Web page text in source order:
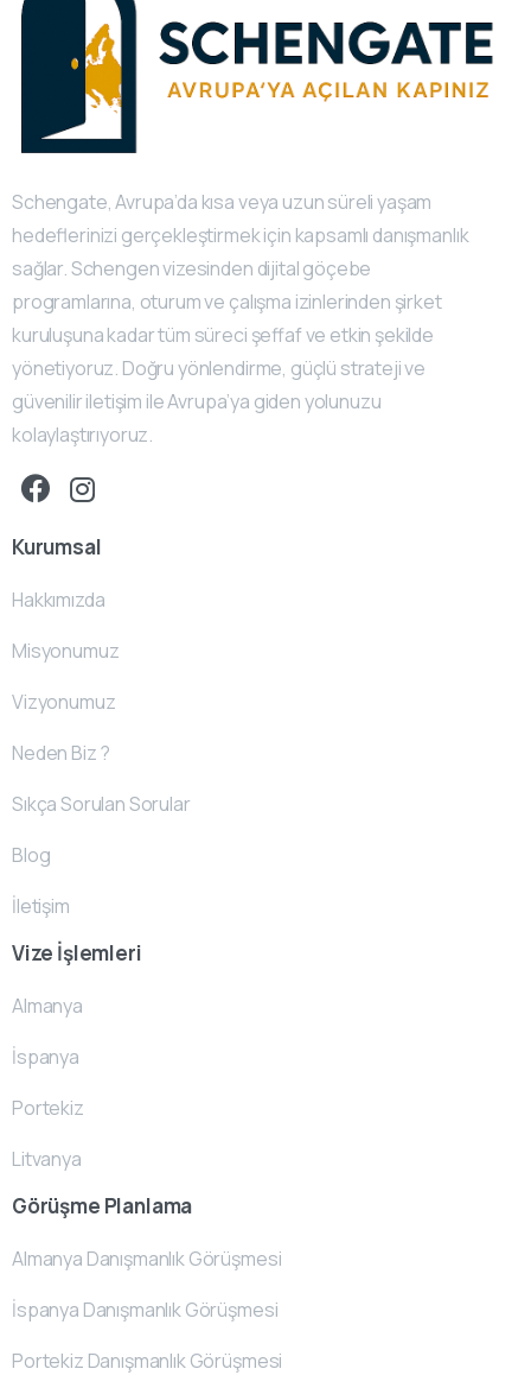
Schengate, Avrupa’da kısa veya uzun süreli yaşam
hedeflerinizi gerçekleştirmek için kapsamlı danışmanlık
sağlar. Schengen vizesinden dijital göçebe
programlarına, oturum ve çalışma izinlerinden şirket
kuruluşuna kadar tüm süreci şeffaf ve etkin şekilde
yönetiyoruz. Doğru yönlendirme, güçlü strateji ve
güvenilir iletişim ile Avrupa’ya giden yolunuzu
kolaylaştırıyoruz.
Kurumsal
Hakkımızda
Misyonumuz
Vizyonumuz
Neden Biz ?
Sıkça Sorulan Sorular
Blog
İletişim
Vize İşlemleri
Almanya
İspanya
Portekiz
Litvanya
Görüşme Planlama
Almanya Danışmanlık Görüşmesi
İspanya Danışmanlık Görüşmesi
Portekiz Danışmanlık Görüşmesi